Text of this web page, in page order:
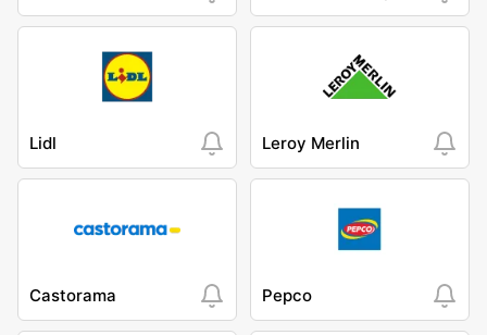
Lidl Leroy Merlin
Castorama Pepco